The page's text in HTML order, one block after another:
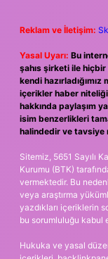
Reklam ve İletişim:
Yasal Uyarı: Bu
şahıs şirketi ile hiçbir
kendi
içerikler haber
hakkında paylaşım
isim benzerlikleri
halindedir ve tavsiye
Sitemiz, 5651 Sayılı
Kurumu (BTK)
vermektedir. Bu
veya araştırma
yazdıkları içeriklerin
bu sorumluluğu kabul
Hukuka ve yasal